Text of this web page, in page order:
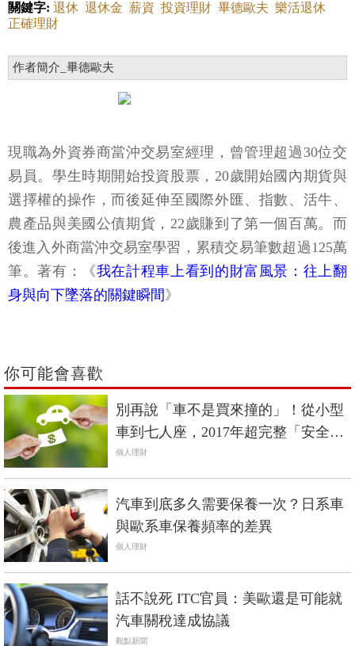
關鍵字: 退休 退休金 薪資 投資理財 畢德歐夫 樂活退休
正確理財
作者簡介_畢德歐夫
現職為外資券商當沖交易室經理，曾管理超過30位交
易員。學生時期開始投資股票，20歲開始國內期貨與
選擇權的操作，而後延伸至國際外匯、指數、活牛、
農產品與美國公債期貨，22歲賺到了第一個百萬。而
後進入外商當沖交易室學習，累積交易筆數超過125萬
筆。著有：《我在計程車上看到的財富風景：往上翻
身與向下墜落的關鍵瞬間 》
你可能會喜歡
別再說「車不是買來撞的」！從小型
車到七人座，2017年超完整「安全先
決」購車指南
個人理財
汽車到底多久需要保養一次？日系車
與歐系車保養頻率的差異
個人理財
話不說死 ITC官員：美歐還是可能就
汽車關稅達成協議
觀點新聞